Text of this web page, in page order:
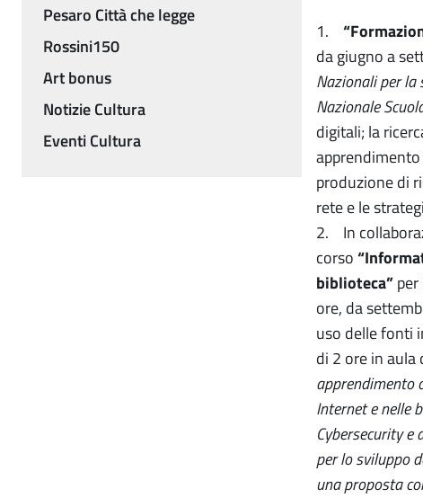
1.
da giugno a
Nazionali per la
Nazionale
digitali; la
produzione di
rete e le
2. In
corso
biblioteca”
ore, da
uso delle fonti
di 2 ore in
apprendimento
Internet e nelle
Cybersecurity
per lo sviluppo
una proposta
Pesaro Città che legge
Rossini150
Art bonus
Notizie Cultura
Eventi Cultura